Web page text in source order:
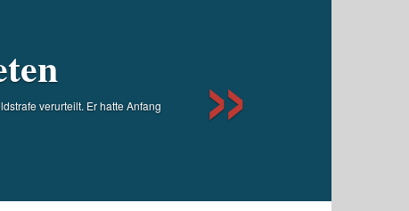
verurteilt. Er hatte Anfang